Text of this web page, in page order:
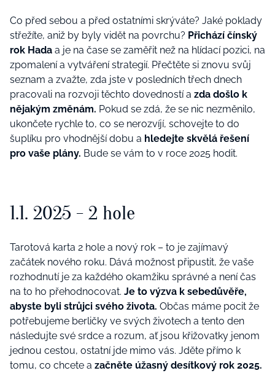
Co před sebou a před ostatními skrýváte? Jaké poklady
střežíte, aniž by byly vidět na povrchu? Přichází čínský
rok Hada a je na čase se zaměřit než na hlídací pozici, na
zpomalení a vytváření strategií. Přečtěte si znovu svůj
seznam a zvažte, zda jste v posledních třech dnech
pracovali na rozvoji těchto dovedností a zda došlo k
nějakým změnám. Pokud se zdá, že se nic nezměnilo,
ukončete rychle to, co se nerozvíjí, schovejte to do
šuplíku pro vhodnější dobu a hledejte skvělá řešení
pro vaše plány. Bude se vám to v roce 2025 hodit.
1.1. 2025 - 2 hole
Tarotová karta 2 hole a nový rok – to je zajímavý
začátek nového roku. Dává možnost připustit, že vaše
rozhodnutí je za každého okamžiku správné a není čas
na to ho přehodnocovat. Je to výzva k sebedůvěře,
abyste byli strůjci svého života. Občas máme pocit že
potřebujeme berličky ve svých životech a tento den
následujte své srdce a rozum, ať jsou křižovatky jenom
jednou cestou, ostatní jde mimo vás. Jděte přímo k
tomu, co chcete a začněte úžasný desítkový rok 2025.